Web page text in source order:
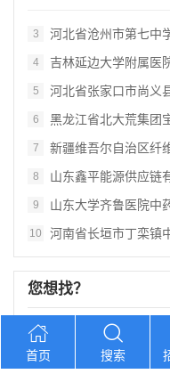
3 河北省沧州市第七中
4 吉林延边大学附属医
5 河北省张家口市尚义
6 黑龙江省北大荒集团
7 新疆维吾尔自治区纤
8 山东鑫平能源供应链
9 山东大学齐鲁医院中
10 河南省长垣市丁栾镇
您想找？
辽宁连山铝业（集团）有
首页 搜索